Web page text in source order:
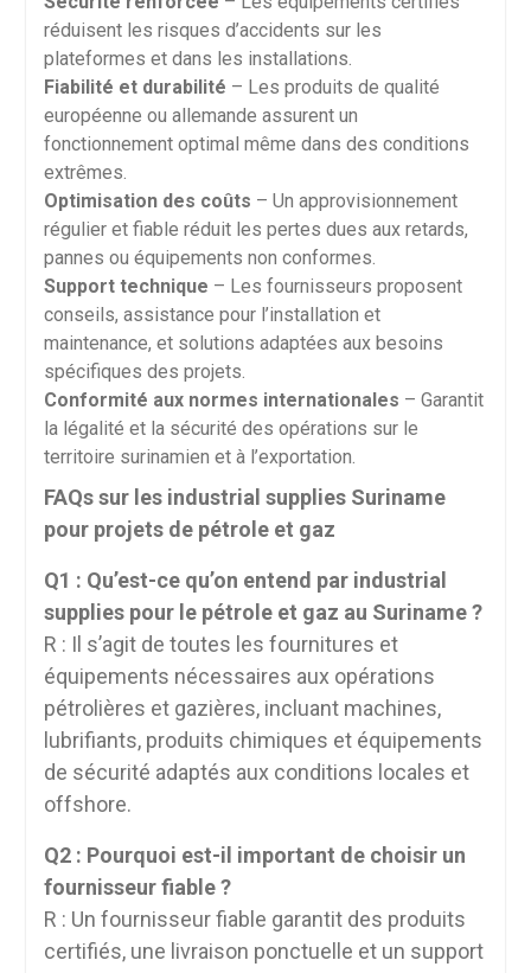
réduisent les risques d’accidents sur les
plateformes et dans les installations.
Fiabilité et durabilité – Les produits de qualité
européenne ou allemande assurent un
fonctionnement optimal même dans des conditions
extrêmes.
Optimisation des coûts – Un approvisionnement
régulier et fiable réduit les pertes dues aux retards,
pannes ou équipements non conformes.
Support technique – Les fournisseurs proposent
conseils, assistance pour l’installation et
maintenance, et solutions adaptées aux besoins
spécifiques des projets.
Conformité aux normes internationales – Garantit
la légalité et la sécurité des opérations sur le
territoire surinamien et à l’exportation.
FAQs sur les industrial supplies Suriname
pour projets de pétrole et gaz
Q1 : Qu’est-ce qu’on entend par industrial
supplies pour le pétrole et gaz au Suriname ?
R : Il s’agit de toutes les fournitures et
équipements nécessaires aux opérations
pétrolières et gazières, incluant machines,
lubrifiants, produits chimiques et équipements
de sécurité adaptés aux conditions locales et
offshore.
Q2 : Pourquoi est-il important de choisir un
fournisseur fiable ?
R : Un fournisseur fiable garantit des produits
certifiés, une livraison ponctuelle et un support